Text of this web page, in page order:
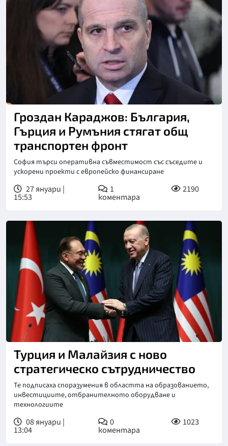
Гроздан Караджов: България,
Гърция и Румъния стягат общ
транспортен фронт
София търси оперативна съвместимост със съседите и
ускорени проекти с европейско финансиране
27 януари |
15:53
1
коментара
2190
Турция и Малайзия с ново
стратегическо сътрудничество
Те подписаха споразумения в областта на образованието,
инвестициите, отбранителното оборудване и
технологиите
08 януари |
13:04
0
коментара
1023